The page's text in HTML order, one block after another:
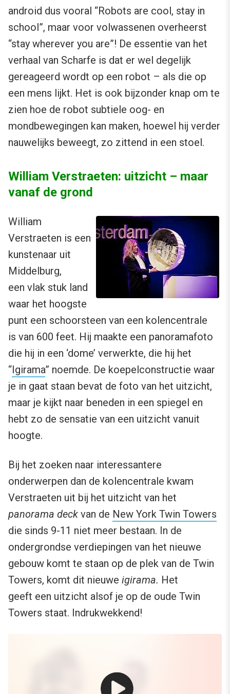
android dus vooral “Robots are cool, stay in
school”, maar voor volwassenen overheerst
“stay wherever you are”! De essentie van het
verhaal van Scharfe is dat er wel degelijk
gereageerd wordt op een robot – als die op
een mens lijkt. Het is ook bijzonder knap om te
zien hoe de robot subtiele oog- en
mondbewegingen kan maken, hoewel hij verder
nauwelijks beweegt, zo zittend in een stoel.
William Verstraeten: uitzicht – maar
vanaf de grond
William
Verstraeten is een
kunstenaar uit
Middelburg,
een vlak stuk land
waar het hoogste
punt een schoorsteen van een kolencentrale
is van 600 feet. Hij maakte een panoramafoto
die hij in een ‘dome’ verwerkte, die hij het
“Igirama” noemde. De koepelconstructie waar
je in gaat staan bevat de foto van het uitzicht,
maar je kijkt naar beneden in een spiegel en
hebt zo de sensatie van een uitzicht vanuit
hoogte.
Bij het zoeken naar interessantere
onderwerpen dan de kolencentrale kwam
Verstraeten uit bij het uitzicht van het
panorama deck van de New York Twin Towers
die sinds 9-11 niet meer bestaan. In de
ondergrondse verdiepingen van het nieuwe
gebouw komt te staan op de plek van de Twin
Towers, komt dit nieuwe igirama. Het
geeft een uitzicht alsof je op de oude Twin
Towers staat. Indrukwekkend!